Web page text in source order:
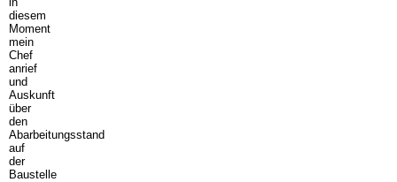
diesem
Moment
mein
Chef
anrief
und
Auskunft
über
den
Abarbeitungsstand
auf
der
Baustelle